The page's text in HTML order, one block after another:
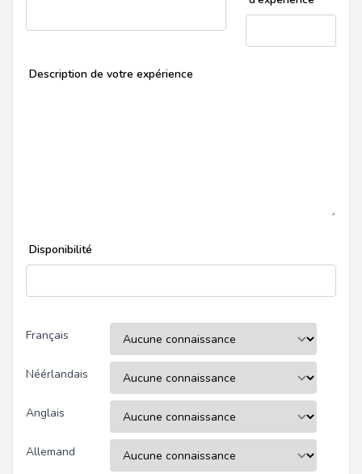
Description de votre expérience
Disponibilité
Français
Néérlandais
Anglais
Allemand